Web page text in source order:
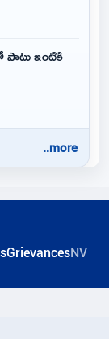
పాటు ఇంటికి
..more
GrievancesNV